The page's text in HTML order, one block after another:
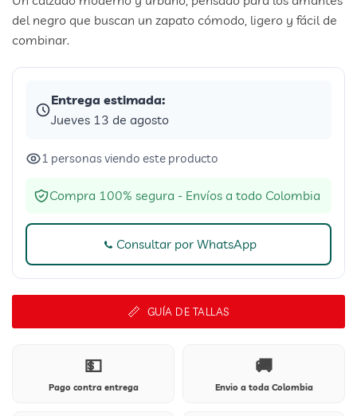
del negro que buscan un zapato cómodo, ligero y fácil de
combinar.
Entrega estimada:
Jueves 13 de agosto
1 personas viendo este producto
Compra 100% segura - Envíos a todo Colombia
Consultar por WhatsApp
GUÍA DE TALLAS
💵
Pago contra entrega
🚚
Envio a toda Colombia